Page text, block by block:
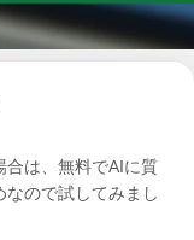
合は、無料でAIに質
ので試してみまし